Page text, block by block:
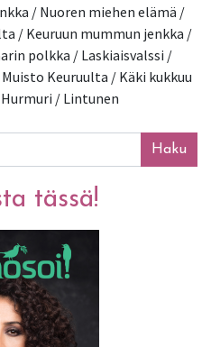
/ Nuoren miehen elämä /
/ Keuruun mummun jenkka /
polkka / Laskiaisvalssi /
Keuruulta / Käki kukkuu
/ Lintunen
tässä!